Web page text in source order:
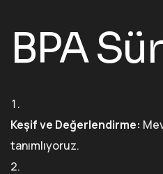
BPA
Keşif ve Değerlendirme:
tanımlıyoruz.